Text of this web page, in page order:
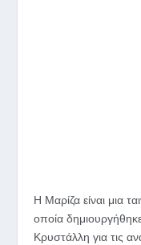
Η Μαρίζα είναι μια
οποία
Κρυστάλλη για τις